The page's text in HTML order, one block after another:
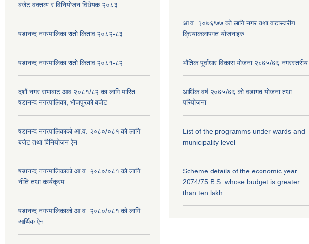
बजेट वक्तव्य र विनियोजन विधेयक २०८३
षडानन्द नगरपालिका रातो किताव २०८२-८३
षडानन्द नगरपालिका रातो किताव २०८१-८२
दशौं नगर सभाबाट आव २०८१/८२ का लागि पारित
षडानन्द नगरपालिका, भोजपुरको बजेट
षडानन्द नगरपालिकाको आ.व. २०८०/०८१ को लागि
बजेट तथा विनियोजन ऐन
षडानन्द नगरपालिकाको आ.व. २०८०/०८१ को लागि
नीति तथा कार्यक्रम
षडानन्द नगरपालिकाको आ.व. २०८०/०८१ को लागि
आर्थिक ऐन
आ.व. २०७६/७७ को लागि नगर तथा वडास्तरीय
क्रियाकलापगत योजनाहरु
भौतिक पूर्वाधार विकास योजना २०७५/७६ नगरस्तरीय
आर्थिक वर्ष २०७५/७६ को वडागत योजना तथा
परियोजना
List of the programms under wards and
municipality level
Scheme details of the economic year
2074/75 B.S. whose budget is greater
than ten lakh